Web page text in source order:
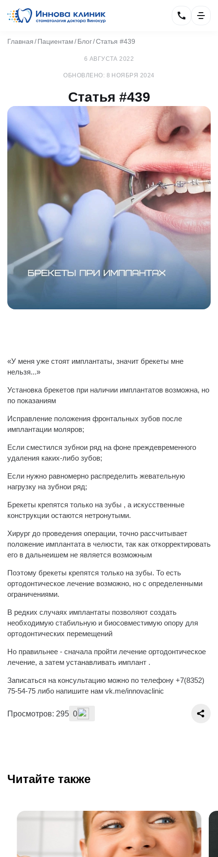
Главная Пациентам Блог Статья #439
6 АВГУСТА 2022
ОБНОВЛЕНО: 8 НОЯБРЯ 2024
Статья #439
«У меня уже стоят имплантаты, значит брекеты мне
нельзя...»
Установка брекетов при наличии имплантатов возможна, но
по показаниям
Исправление положения фронтальных зубов после
имплантации моляров;
Если сместился зубнои‌ ряд на фоне преждевременного
удаления каких-либо зубов;
Если нужно равномерно распределить жевательную
нагрузку на зубнои‌ ряд;
Брекеты крепятся только на зубы , а искусственные
конструкции остаются нетронутыми.
Хирург до проведения операции, точно рассчитывает
положение имплантата в челюсти, так как откорректировать
его в дальнеи‌шем не является возможным
Поэтому брекеты крепятся только на зубы. То есть
ортодонтическое лечение возможно, но с определе‌нными
ограничениями.
В редких случаях имплантаты позволяют создать
необходимую стабильную и биосовместимую опору для
ортодонтических перемещений
Но правильнее - сначала пройти лечение ортодонтическое
лечение, а затем устанавливать имплант .
Записаться на консультацию можно по телефону +7(8352)
75-54-75 либо напишите нам vk.me/innovaclinic
Просмотров: 295 0
Читайте также